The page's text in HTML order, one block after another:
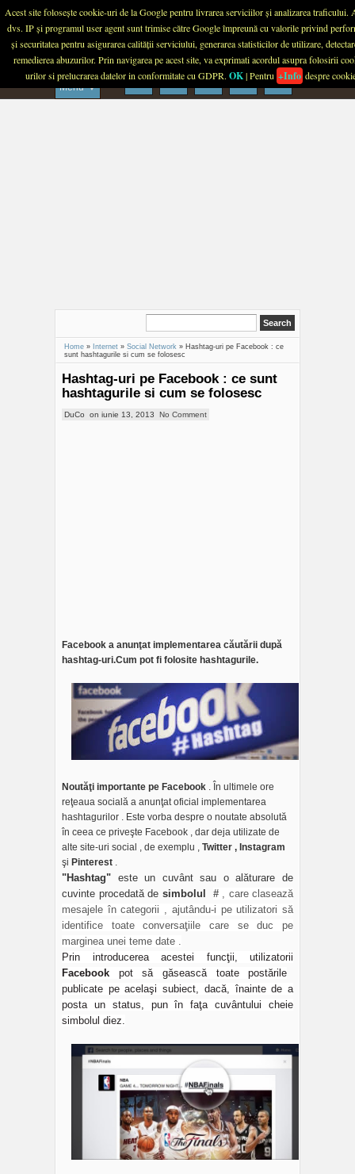
Menu
PLANETA TECH
Menu
Home » Internet » Social Network » Hashtag-uri pe Facebook : ce
sunt hashtagurile si cum se folosesc
Hashtag-uri pe Facebook : ce sunt
hashtagurile si cum se folosesc
DuCo on iunie 13, 2013 No Comment
Facebook a anunţat implementarea căutării după
hashtag-uri.Cum pot fi folosite hashtagurile.
Noutăţi importante pe Facebook . În ultimele ore
reţeaua socială a anunţat oficial implementarea
hashtagurilor . Este vorba despre o noutate absolută
în ceea ce priveşte Facebook , dar deja utilizate de
alte site-uri social , de exemplu , Twitter , Instagram
şi Pinterest .
"Hashtag" este un cuvânt sau o alăturare de
cuvinte procedată de simbolul #, care clasează
mesajele în categorii , ajutându-i pe utilizatori să
identifice toate conversaţiile care se duc pe
marginea unei teme date .
Prin introducerea acestei funcţii, utilizatorii
Facebook pot să găsească toate postările
publicate pe acelaşi subiect, dacă, înainte de a
posta un status, pun în faţa cuvântului cheie
simbolul diez.
Acest site folosește cookie-uri de la Google pentru livrarea serviciilor și analizarea traficului.
dvs. IP și programul user agent sunt trimise către Google împreună cu valorile privind
și securitatea pentru asigurarea calității serviciului, generarea statisticilor de utilizare,
remedierea abuzurilor. Prin navigarea pe acest site, va exprimati acordul asupra folosirii
urilor si prelucrarea datelor in conformitate cu GDPR. OK| Pentru +Info despre